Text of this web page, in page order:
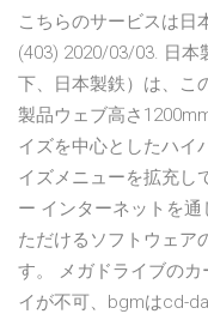
こちらのサービスは日
(403) 2020/03/03. 日本
下、日本製鉄）は、こ
製品ウェブ高さ
イズを中心としたハイ
イズメニューを拡充し
ー インターネットを
ただけるソフトウェア
す。 メガドライブの
イが不可、bgmはcd-